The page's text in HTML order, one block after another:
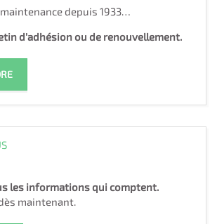
depuis 1933…
d'adhésion ou de renouvellement.
les informations qui comptent.
maintenant.